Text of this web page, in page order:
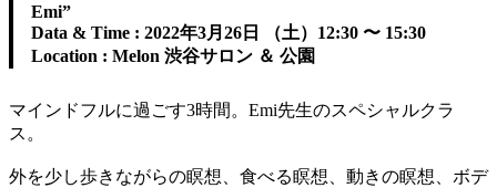
Emi”
Data & Time : 2022年3月26日 （土）12:30 〜 15:30
Location : Melon 渋谷サロン ＆ 公園
マインドフルに過ごす3時間。Emi先生のスペシャルクラ
ス。
外を少し歩きながらの瞑想、食べる瞑想、動きの瞑想、ボデ